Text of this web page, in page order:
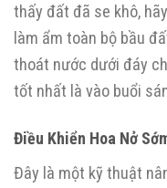
thấy đất đã se khô,
làm ẩm toàn bộ bầu
thoát nước dưới đáy
tốt nhất là vào buổi
Điều Khiển Hoa Nở
Đây là một kỹ thuật